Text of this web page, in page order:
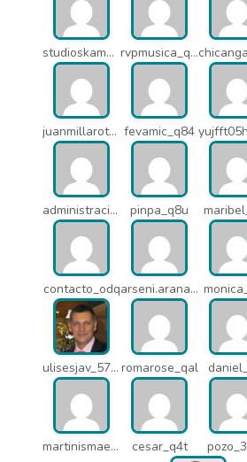
studioskamaleon_owz rvpmusica_q7i
juanmillarot_17714 fevamic_q84
administracion_pua pinpa_q8u
contacto_odq arseni.arana_16484
ulisesjav_5758 romarose_qal
martinismaelima_qbd cesar_q4t